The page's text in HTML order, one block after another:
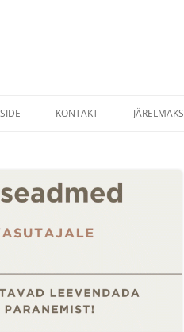
to
KONTAKT JÄRELMAKS